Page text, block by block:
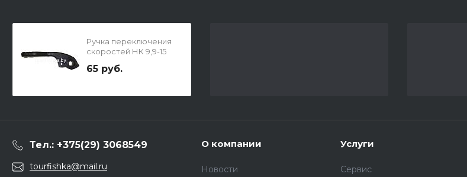
Ручка переключения
скоростей НК 9,9-15
65 руб.
Тел.: +375(29) 3068549
tourfishka@mail.ru
О компании
Новости
Услуги
Сервис